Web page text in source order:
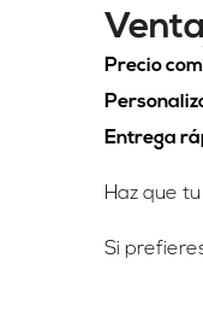
Precio
Entrega
Haz que
Si